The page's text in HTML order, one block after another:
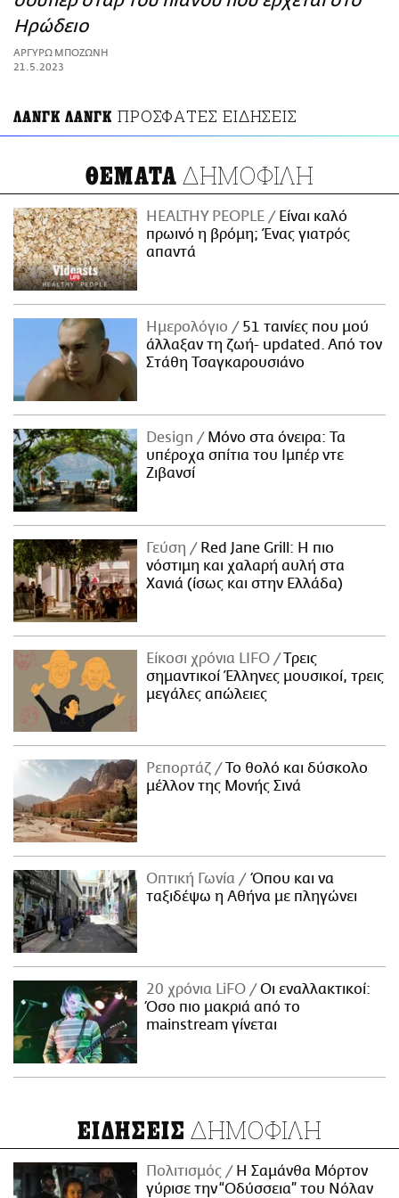
ΑΜΠΑ
PRINT
Ηρώδειο
ΑΡΓΥΡΩ ΜΠΟΖΩΝΗ
21.5.2023
ΛΑΝΓΚ ΛΑΝΓΚ ΠΡΟΣΦΑΤΕΣ ΕΙΔΗΣΕΙΣ
ΘΕΜΑΤΑ ΔΗΜΟΦΙΛΗ
HEALTHY PEOPLE
Είναι καλό
πρωινό η βρόμη; Ένας γιατρός
απαντά
Ημερολόγιο
51 ταινίες που μού
άλλαξαν τη ζωή- updated. Aπό τον
Στάθη Τσαγκαρουσιάνο
Design
Μόνο στα όνειρα: Τα
υπέροχα σπίτια του Ιμπέρ ντε
Ζιβανσί
Γεύση
Red Jane Grill: Η πιο
νόστιμη και χαλαρή αυλή στα
Χανιά (ίσως και στην Ελλάδα)
Είκοσι χρόνια LIFO
Tρεις
σημαντικοί Έλληνες μουσικοί, τρεις
μεγάλες απώλειες
Ρεπορτάζ
Το θολό και δύσκολο
μέλλον της Μονής Σινά
Οπτική Γωνία
Όπου και να
ταξιδέψω η Αθήνα με πληγώνει
20 χρόνια LiFO
Οι εναλλακτικοί:
Όσο πιο μακριά από το
mainstream γίνεται
ΕΙΔΗΣΕΙΣ ΔΗΜΟΦΙΛΗ
Πολιτισμός
Η Σαμάνθα Μόρτον
γύρισε την “Οδύσσεια” του Νόλαν